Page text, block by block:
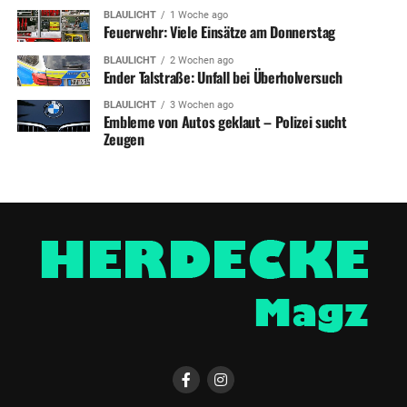
BLAULICHT 1 Woche ago
Feuerwehr: Viele Einsätze am Donnerstag
BLAULICHT 2 Wochen ago
Ender Talstraße: Unfall bei Überholversuch
BLAULICHT 3 Wochen ago
Embleme von Autos geklaut – Polizei sucht
Zeugen